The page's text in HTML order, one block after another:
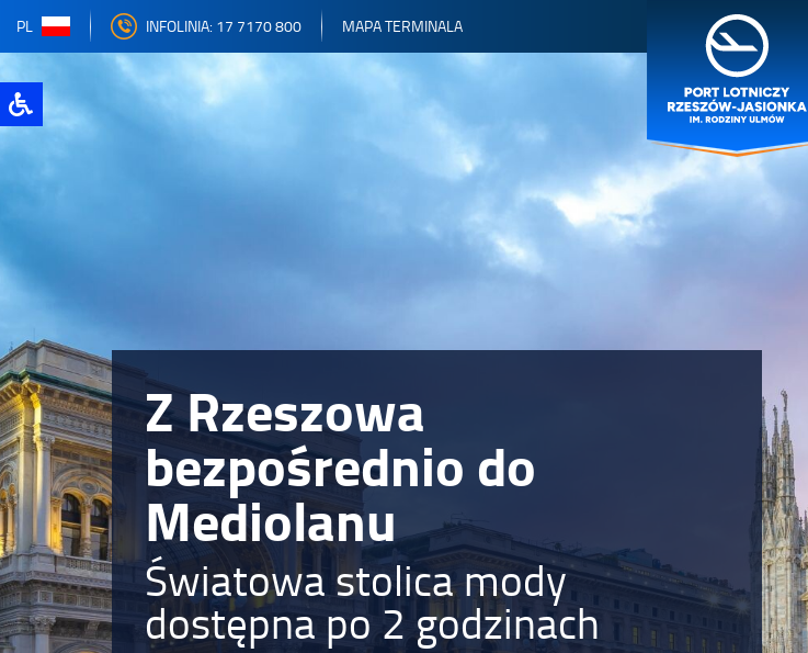
PL INFOLINIA: 17 7170 800 MAPA TERMINALA
Z Rzeszowa
bezpośrednio do
Mediolanu
Światowa stolica mody
dostępna po 2 godzinach